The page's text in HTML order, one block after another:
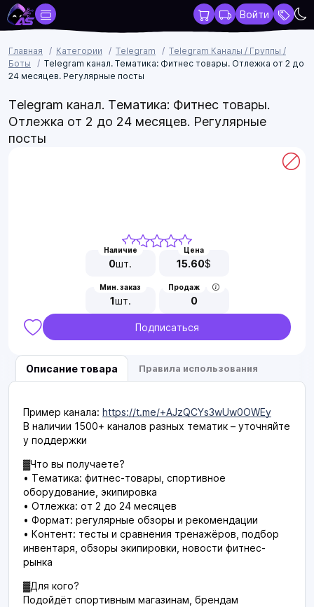
Войти
Главная Категории Telegram
Telegram Каналы / Группы /
Боты
Telegram канал. Тематика: Фитнес товары. Отлежка от 2 до
24 месяцев. Регулярные посты
Telegram канал. Тематика: Фитнес товары.
Отлежка от 2 до 24 месяцев. Регулярные
посты
Наличие
0шт.
Цена
15.60$
Мин. заказ
1шт.
Продаж
0
Подписаться
Описание товара Правила использования
Пример канала: https://t.me/+AJzQCYs3wUw0OWEy
В наличии 1500+ каналов разных тематик – уточняйте
у поддержки
▓Что вы получаете?
• Тематика: фитнес-товары, спортивное
оборудование, экипировка
• Отлежка: от 2 до 24 месяцев
• Формат: регулярные обзоры и рекомендации
• Контент: тесты и сравнения тренажёров, подбор
инвентаря, обзоры экипировки, новости фитнес-
рынка
▓Для кого?
Подойдёт спортивным магазинам, брендам